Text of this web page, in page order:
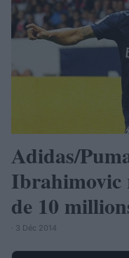
Adidas/
Ibrahimovic
de 10
· 3 Déc 2014